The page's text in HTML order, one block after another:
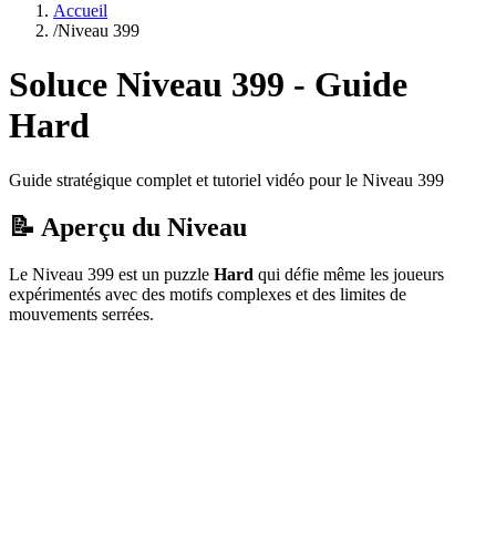
Accueil
/Niveau 399
Soluce Niveau 399 - Guide
Hard
Guide stratégique complet et tutoriel vidéo pour le Niveau 399
📝 Aperçu du Niveau
Le Niveau 399 est un puzzle Hard qui défie même les joueurs
expérimentés avec des motifs complexes et des limites de
mouvements serrées.